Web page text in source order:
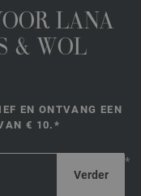
LANA
& WOL
EN ONTVANG EEN
€ 10.*
*